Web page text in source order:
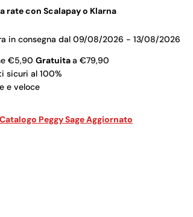
rate con Scalapay o Klarna
in consegna dal 09/08/2026 - 13/08/2026
€5,90 Gratuitaa €79,90
sicuri al 100%
e veloce
Peggy Sage Aggiornato